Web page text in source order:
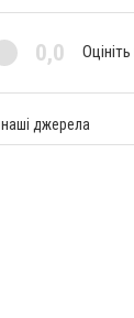
0,0
наші джерела